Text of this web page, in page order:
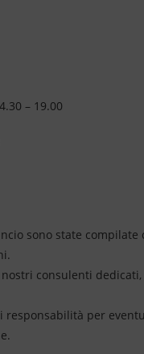
– 19.00
sono state
consulenti
responsabilità per